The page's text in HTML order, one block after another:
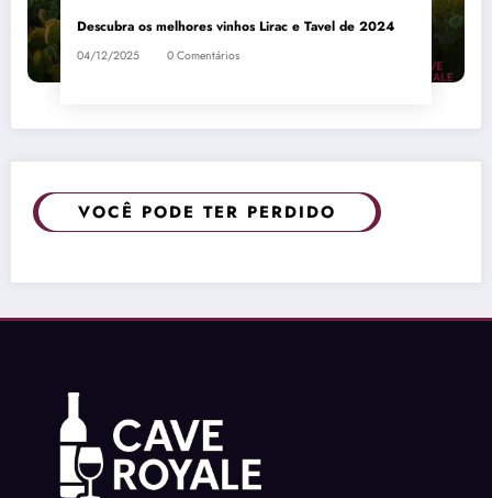
Descubra os melhores vinhos Lirac e Tavel de 2024
04/12/2025 0 Comentários
VOCÊ PODE TER PERDIDO